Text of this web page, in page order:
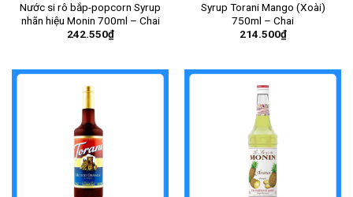
Nước si rô bắp-popcorn Syrup
nhãn hiệu Monin 700ml – Chai
242.550₫
Syrup Torani Mango (Xoài)
750ml – Chai
214.500₫